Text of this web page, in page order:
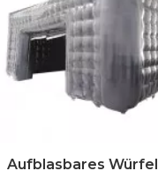
Aufblasbares Würfel